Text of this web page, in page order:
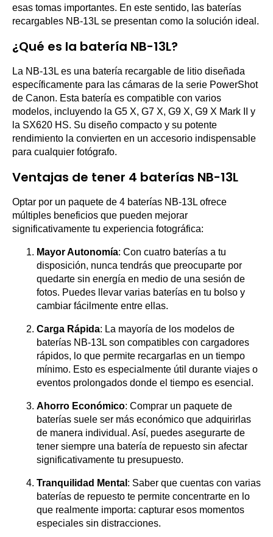
esas tomas importantes. En este sentido, las baterías
recargables NB-13L se presentan como la solución ideal.
¿Qué es la batería NB-13L?
La NB-13L es una batería recargable de litio diseñada
específicamente para las cámaras de la serie PowerShot
de Canon. Esta batería es compatible con varios
modelos, incluyendo la G5 X, G7 X, G9 X, G9 X Mark II y
la SX620 HS. Su diseño compacto y su potente
rendimiento la convierten en un accesorio indispensable
para cualquier fotógrafo.
Ventajas de tener 4 baterías NB-13L
Optar por un paquete de 4 baterías NB-13L ofrece
múltiples beneficios que pueden mejorar
significativamente tu experiencia fotográfica:
Mayor Autonomía: Con cuatro baterías a tu
disposición, nunca tendrás que preocuparte por
quedarte sin energía en medio de una sesión de
fotos. Puedes llevar varias baterías en tu bolso y
cambiar fácilmente entre ellas.
Carga Rápida: La mayoría de los modelos de
baterías NB-13L son compatibles con cargadores
rápidos, lo que permite recargarlas en un tiempo
mínimo. Esto es especialmente útil durante viajes o
eventos prolongados donde el tiempo es esencial.
Ahorro Económico: Comprar un paquete de
baterías suele ser más económico que adquirirlas
de manera individual. Así, puedes asegurarte de
tener siempre una batería de repuesto sin afectar
significativamente tu presupuesto.
Tranquilidad Mental : Saber que cuentas con varias
baterías de repuesto te permite concentrarte en lo
que realmente importa: capturar esos momentos
especiales sin distracciones.